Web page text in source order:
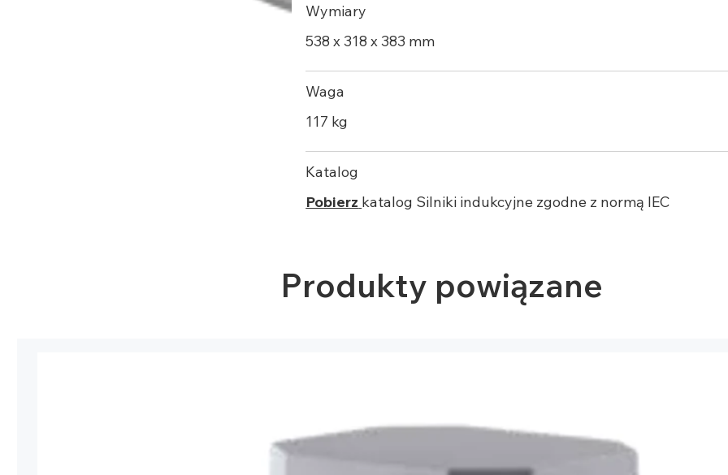
Wymiary
538 x 318 x 383 mm
Waga
117 kg
Katalog
Pobierz katalog Silniki indukcyjne zgodne z normą IEC
Produkty powiązane